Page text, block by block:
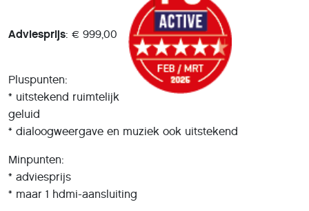
Adviesprijs: € 999,00
Pluspunten:
* uitstekend ruimtelijk
geluid
* dialoogweergave en muziek ook uitstekend
Minpunten:
* adviesprijs
* maar 1 hdmi-aansluiting